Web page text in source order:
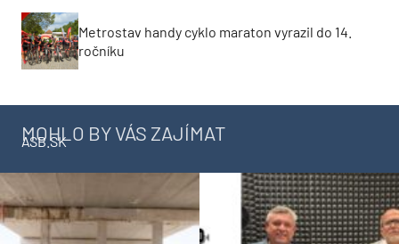
Metrostav handy cyklo maraton vyrazil do 14.
ročníku
MOHLO BY VÁS ZAJÍMAT
ASB.SK